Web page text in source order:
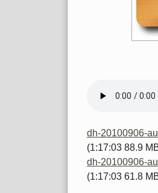
dh-20100906-
(1:17:03 88.9
dh-20100906-
(1:17:03 61.8